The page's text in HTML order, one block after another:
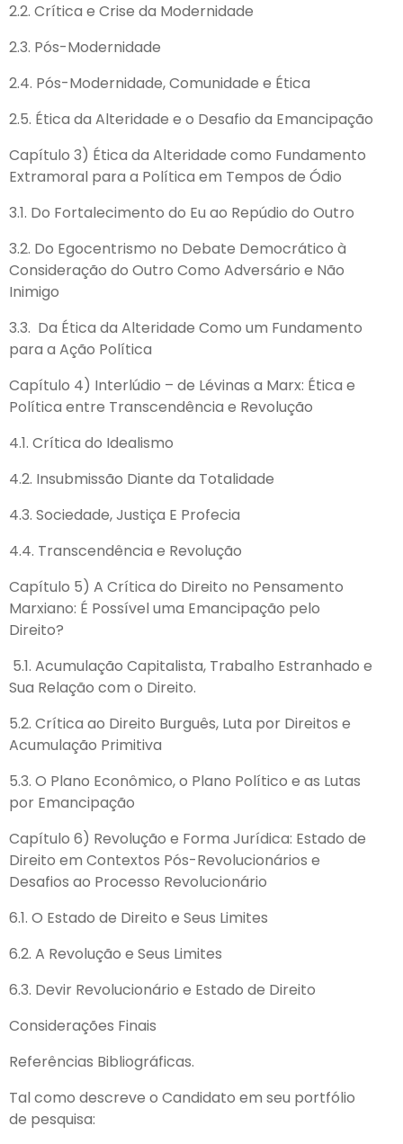
2.2. Crítica e Crise da Modernidade
2.3. Pós-Modernidade
2.4. Pós-Modernidade, Comunidade e Ética
2.5. Ética da Alteridade e o Desafio da Emancipação
Capítulo 3) Ética da Alteridade como Fundamento
Extramoral para a Política em Tempos de Ódio
3.1. Do Fortalecimento do Eu ao Repúdio do Outro
3.2. Do Egocentrismo no Debate Democrático à
Consideração do Outro Como Adversário e Não
Inimigo
3.3. Da Ética da Alteridade Como um Fundamento
para a Ação Política
Capítulo 4) Interlúdio – de Lévinas a Marx: Ética e
Política entre Transcendência e Revolução
4.1. Crítica do Idealismo
4.2. Insubmissão Diante da Totalidade
4.3. Sociedade, Justiça E Profecia
4.4. Transcendência e Revolução
Capítulo 5) A Crítica do Direito no Pensamento
Marxiano: É Possível uma Emancipação pelo
Direito?
5.1. Acumulação Capitalista, Trabalho Estranhado e
Sua Relação com o Direito.
5.2. Crítica ao Direito Burguês, Luta por Direitos e
Acumulação Primitiva
5.3. O Plano Econômico, o Plano Político e as Lutas
por Emancipação
Capítulo 6) Revolução e Forma Jurídica: Estado de
Direito em Contextos Pós-Revolucionários e
Desafios ao Processo Revolucionário
6.1. O Estado de Direito e Seus Limites
6.2. A Revolução e Seus Limites
6.3. Devir Revolucionário e Estado de Direito
Considerações Finais
Referências Bibliográficas.
Tal como descreve o Candidato em seu portfólio
de pesquisa: